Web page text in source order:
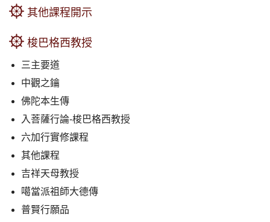
其他課程開示
梭巴格西教授
三主要道
中觀之鑰
佛陀本生傳
入菩薩行論-梭巴格西教授
六加行實修課程
其他課程
吉祥天母教授
噶當派祖師大德傳
普賢行願品